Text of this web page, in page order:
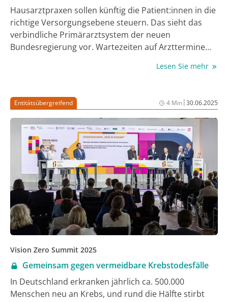
Hausarztpraxen sollen künftig die Patient:innen in die
richtige Versorgungsebene steuern. Das sieht das
verbindliche Primärarztsystem der neuen
Bundesregierung vor. Wartezeiten auf Arzttermine
Während die Bundesärztekammer (BÄK) und die
grundsätzlich unterstützen, warnt der
Spitzenverband Fachärztinnen und Fachärzte
Deutschlands e.V. (SpiFa) wegen fehlender
Hausarztpraxen vor neuen Engpässen in der
medizinischen Versorgung. Krankenkassen wollen
deshalb auch Facharztpraxen in das
Primärarztsystem einbinden.
Lesen Sie mehr
Entitätsübergreifend 4 Min|30.06.2025
Vision Zero Summit 2025
Gemeinsam gegen vermeidbare Krebstodesfälle
In Deutschland erkranken jährlich ca. 500.000
Menschen neu an Krebs, und rund die Hälfte stirbt